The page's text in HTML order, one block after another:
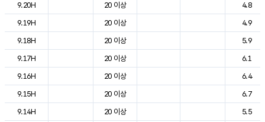
9.20H
20 이상
4.8
9.19H
20 이상
4.9
9.18H
20 이상
5.9
9.17H
20 이상
6.1
9.16H
20 이상
6.4
9.15H
20 이상
6.7
9.14H
20 이상
5.5